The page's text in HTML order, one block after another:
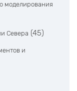
моделирования
Севера (45)
и